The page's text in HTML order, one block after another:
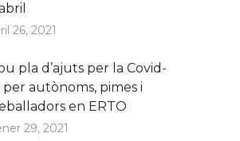
26, 2021
pla d’ajuts per la Covid-
per autònoms, pimes i
en ERTO
29, 2021